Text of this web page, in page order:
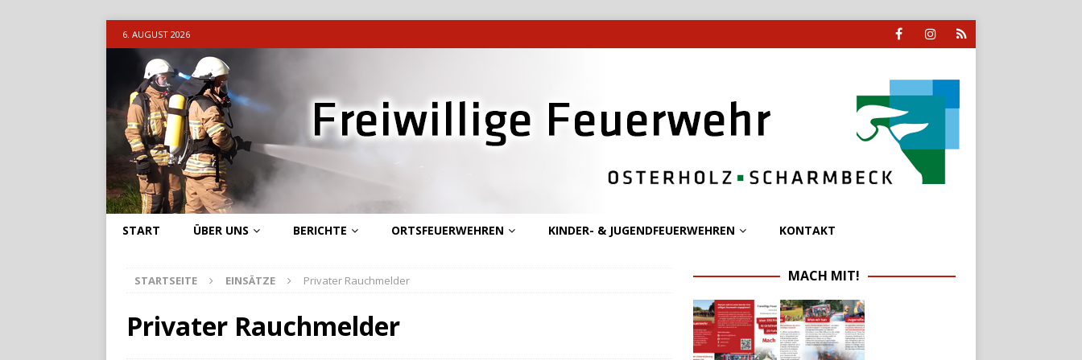
6. AUGUST 2026
START ÜBER UNS BERICHTE ORTSFEUERWEHREN KINDER- & JUGENDFEUERWEHREN KONTAKT
STARTSEITE EINSÄTZE Privater Rauchmelder
Privater Rauchmelder
MACH MIT!